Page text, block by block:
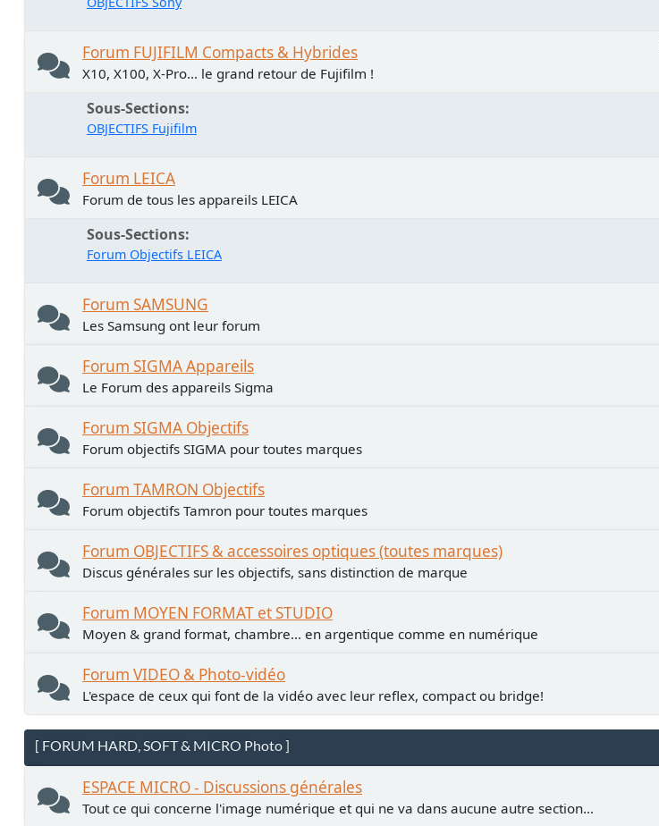
Forum FUJIFILM Compacts & Hybrides
X10, X100, X-Pro... le grand retour de Fujifilm !
Sous-Sections
OBJECTIFS Fujifilm
Forum LEICA
Forum de tous les appareils LEICA
Sous-Sections
Forum Objectifs LEICA
Forum SAMSUNG
Les Samsung ont leur forum
Forum SIGMA Appareils
Le Forum des appareils Sigma
Forum SIGMA Objectifs
Forum objectifs SIGMA pour toutes marques
Forum TAMRON Objectifs
Forum objectifs Tamron pour toutes marques
Forum OBJECTIFS & accessoires optiques (toutes marques)
Discus générales sur les objectifs, sans distinction de marque
Forum MOYEN FORMAT et STUDIO
Moyen & grand format, chambre... en argentique comme en numérique
Forum VIDEO & Photo-vidéo
L'espace de ceux qui font de la vidéo avec leur reflex, compact ou bridge!
[ FORUM HARD, SOFT & MICRO Photo ]
ESPACE MICRO - Discussions générales
Tout ce qui concerne l'image numérique et qui ne va dans aucune autre section...